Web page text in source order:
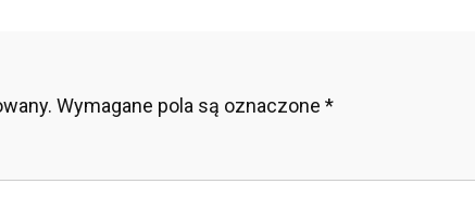
Wymagane pola są oznaczone *